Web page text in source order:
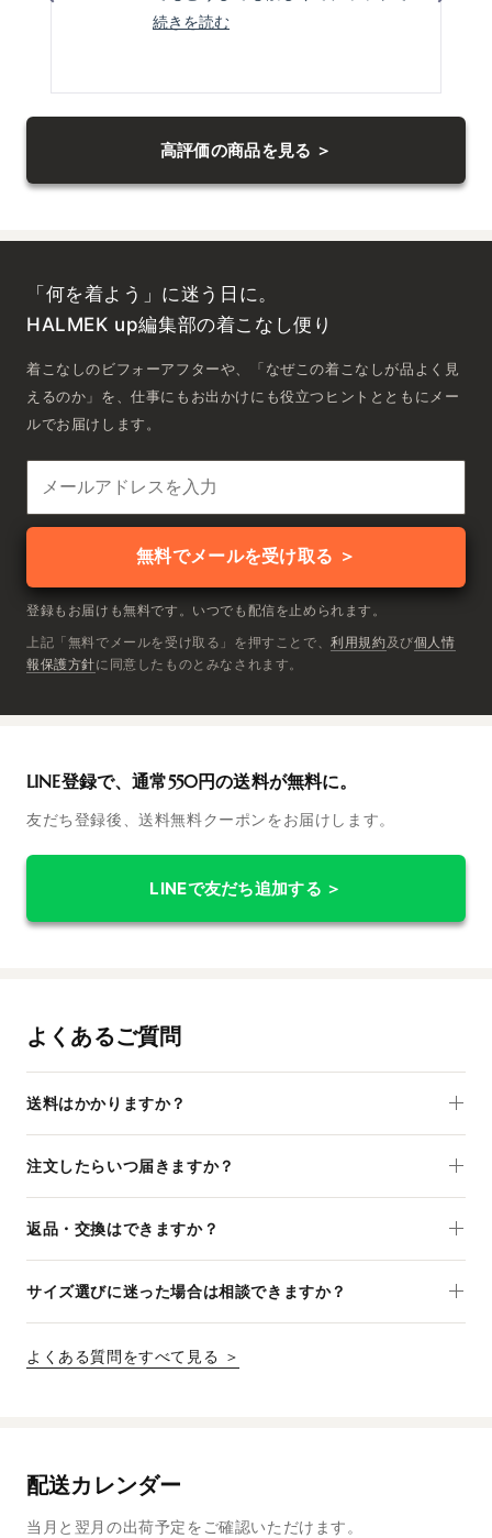
相談して
身長157センチ54キロの身体に適当
続きを読むこ
ー
の
細
読
む
て
ナ
ゲ
ー
ト
ま
す。
高評価の商品を見る ＞
「何を着よう」に迷う日に。
HALMEK up編集部の着こなし便り
着こなしのビフォーアフターや、「なぜこの着こなしが品よく見
えるのか」を、仕事にもお出かけにも役立つヒントとともにメー
ルでお届けします。
無料でメールを受け取る ＞
登録もお届けも無料です。いつでも配信を止められます。
上記「無料でメールを受け取る」を押すことで、利用規約 及び個人情
報保護方針に同意したものとみなされます。
LINE登録で、通常550円の送料が無料に。
友だち登録後、送料無料クーポンをお届けします。
LINEで友だち追加する ＞
よくあるご質問
送料はかかりますか？
注文したらいつ届きますか？
返品・交換はできますか？
サイズ選びに迷った場合は相談できますか？
よくある質問をすべて見る ＞
配送カレンダー
当月と翌月の出荷予定をご確認いただけます。